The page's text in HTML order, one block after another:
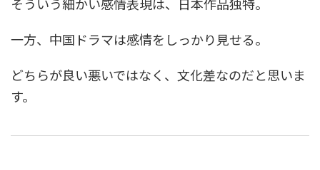
一方、中国ドラマは感情をしっかり見せる。
どちらが良い悪いではなく、文化差なのだと思いま
す。